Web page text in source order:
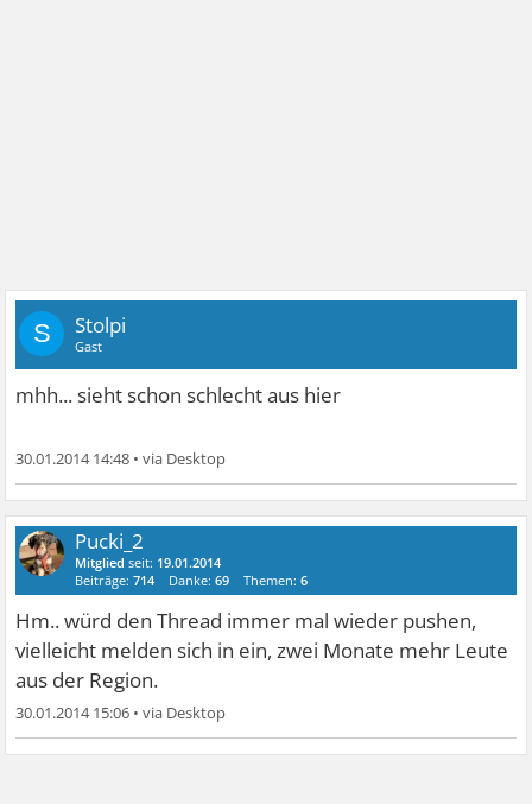
S Stolpi
Gast
mhh... sieht schon schlecht aus hier
30.01.2014 14:48 •
Pucki_2
Mitglied seit: 19.01.2014
Beiträge:714 Danke:69 Themen:6
Hm.. würd den Thread immer mal wieder pushen,
vielleicht melden sich in ein, zwei Monate mehr Leute
aus der Region.
30.01.2014 15:06 •